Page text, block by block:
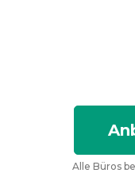
Alle Büros